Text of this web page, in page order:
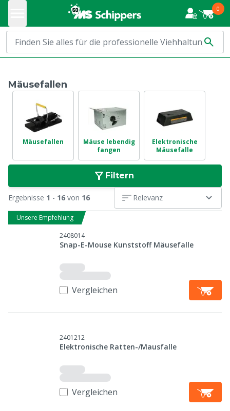
0
Mäusefallen
Mäusefallen
Mäuse lebendig
fangen
Elektronische
Mäusefalle
Filtern
Ergebnisse 1 - 16 von 16 Relevanz
Unsere Empfehlung
2408014
Snap-E-Mouse Kunststoff Mäusefalle
Vergleichen
2401212
Elektronische Ratten-/Mausfalle
Vergleichen